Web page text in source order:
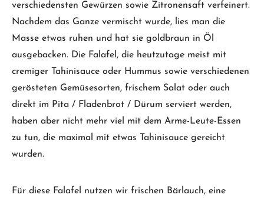
verschiedensten Gewürzen sowie Zitronensaft verfeinert.
Nachdem das Ganze vermischt wurde, lies man die
Masse etwas ruhen und hat sie goldbraun in Öl
ausgebacken. Die Falafel, die heutzutage meist mit
cremiger Tahinisauce oder Hummus sowie verschiedenen
gerösteten Gemüsesorten, frischem Salat oder auch
direkt im Pita / Fladenbrot / Dürum serviert werden,
haben aber nicht mehr viel mit dem Arme-Leute-Essen
zu tun, die maximal mit etwas Tahinisauce gereicht
wurden.
Für diese Falafel nutzen wir frischen Bärlauch, eine